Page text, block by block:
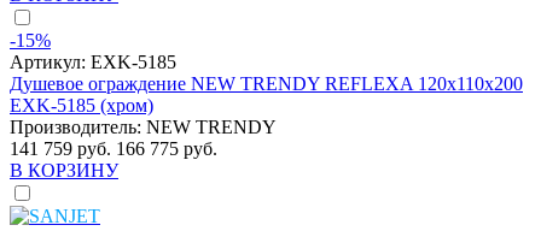
-15%
Артикул: EXK-5185
Душевое ограждение NEW TRENDY REFLEXA 120x110x200
EXK-5185 (хром)
Производитель: NEW TRENDY
141 759 руб. 166 775 руб.
В КОРЗИНУ